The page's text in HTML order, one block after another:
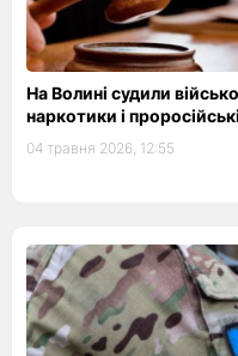
На Волині судили
наркотики і
04 травня 2026, 12:55